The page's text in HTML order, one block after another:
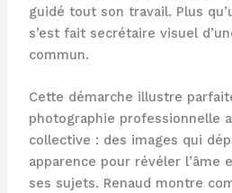
guidé tout son travail. Plus
s’est fait secrétaire visuel
commun.
Cette démarche illustre
photographie professionnelle
collective : des images qui
apparence pour révéler l’âme
ses sujets. Renaud montre